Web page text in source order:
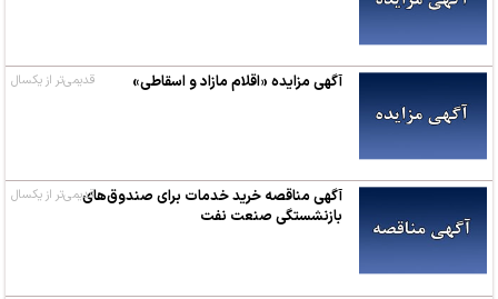
آگهی مزایده «اقلام مازاد و اسقاطی» قدیمی‌تر از یکسال
آگهی مناقصه خرید خدمات برای صندوق‌های
بازنشستگی صنعت نفت
قدیمی‌تر از یکسال